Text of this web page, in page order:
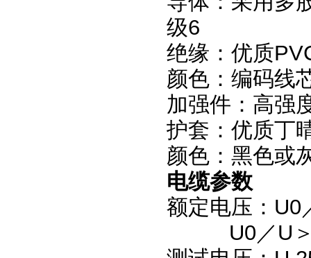
级6
绝缘：优质
颜色：编码线
加强件：高强
护套：优质丁
颜色：黑色或
电缆参数
额定电压：U0
U0／U＞